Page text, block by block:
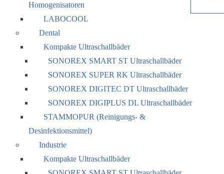
Homogenisatoren
LABOCOOL
Dental
Kompakte Ultraschallbäder
SONOREX SMART ST Ultraschallbäder
SONOREX SUPER RK Ultraschallbäder
SONOREX DIGITEC DT Ultraschallbäder
SONOREX DIGIPLUS DL Ultraschallbäder
STAMMOPUR (Reinigungs- &
Desinfektionsmittel)
Industrie
Kompakte Ultraschallbäder